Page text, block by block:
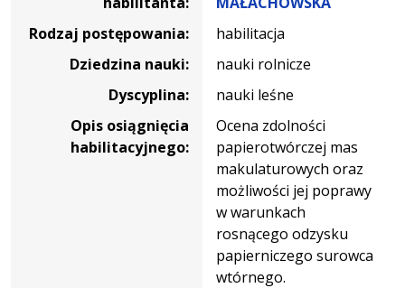
Rodzaj postępowania:
habilitacja
Dziedzina nauki:
nauki rolnicze
Dyscyplina:
nauki leśne
Opis osiągnięcia
habilitacyjnego:
Ocena zdolności
papierotwórczej mas
makulaturowych oraz
możliwości jej poprawy
w warunkach
rosnącego odzysku
papierniczego surowca
wtórnego.